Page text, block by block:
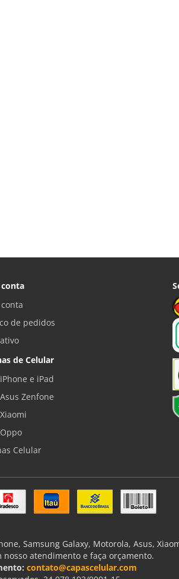
de pedidos
de Celular
e iPad
Zenfone
Celular
Samsung Galaxy, Motorola, Asus,
atendimento e faça orçamento.
contato@capascelular.com